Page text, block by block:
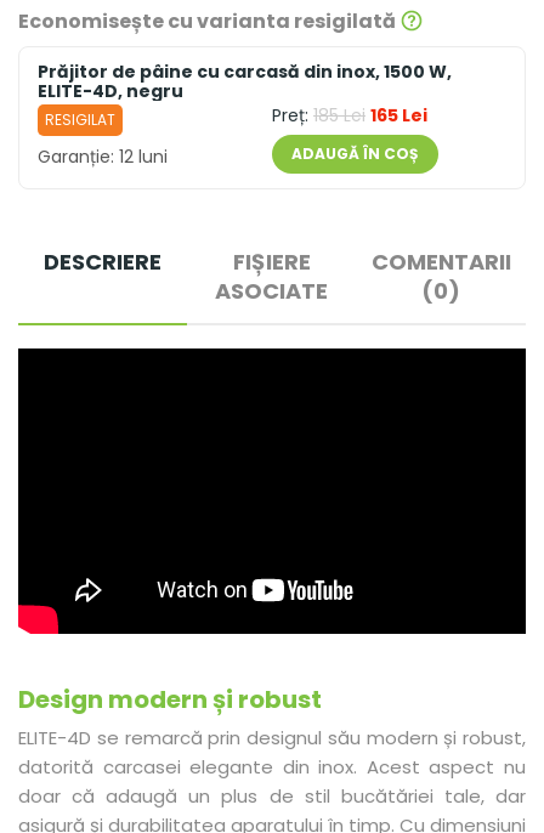
Economisește cu varianta resigilată
Prăjitor de pâine cu carcasă din inox, 1500 W,
ELITE-4D, negru
RESIGILAT
Garanție: 12 luni
Preț: 185 Lei 165 Lei
ADAUGĂ ÎN COȘ
DESCRIERE
FIȘIERE
ASOCIATE
COMENTARII
(0)
Design modern și robust
ELITE-4D se remarcă prin designul său modern și robust,
datorită carcasei elegante din inox. Acest aspect nu
doar că adaugă un plus de stil bucătăriei tale, dar
asigură și durabilitatea aparatului în timp. Cu dimensiuni